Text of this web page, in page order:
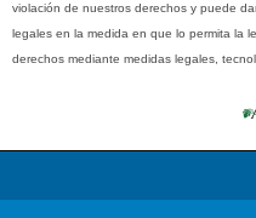
violación de nuestros derechos y puede
legales en la medida en que lo permita la
derechos mediante medidas legales,